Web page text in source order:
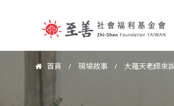
至 首頁 / 現場故事 / 大羅天老師來